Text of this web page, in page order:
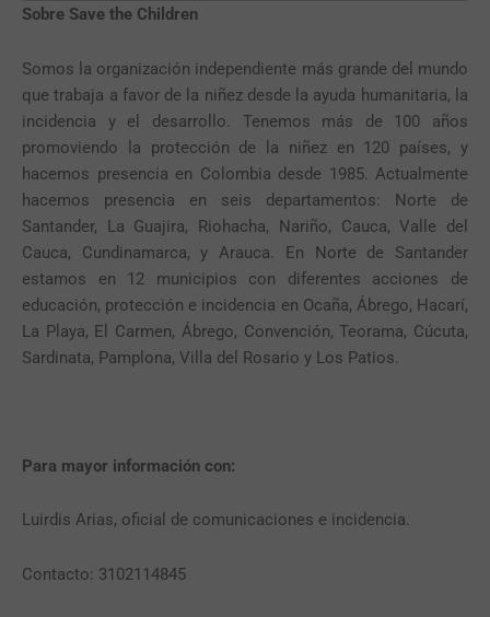
Sobre Save the Children
Somos la organización independiente más grande del mundo
que trabaja a favor de la niñez desde la ayuda humanitaria, la
incidencia y el desarrollo. Tenemos más de 100 años
promoviendo la protección de la niñez en 120 países, y
hacemos presencia en Colombia desde 1985. Actualmente
hacemos presencia en seis departamentos: Norte de
Santander, La Guajira, Riohacha, Nariño, Cauca, Valle del
Cauca, Cundinamarca, y Arauca. En Norte de Santander
estamos en 12 municipios con diferentes acciones de
educación, protección e incidencia en Ocaña, Ábrego, Hacarí,
La Playa, El Carmen, Ábrego, Convención, Teorama, Cúcuta,
Sardinata, Pamplona, Villa del Rosario y Los Patios.
Para mayor información con:
Luirdis Arias, oficial de comunicaciones e incidencia.
Contacto: 3102114845